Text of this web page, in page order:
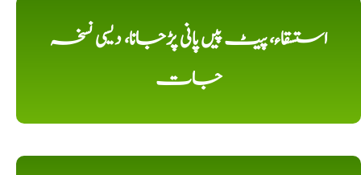
استسقاء، پیٹ پیں پانی پڑجانا، دیسی نسخہ
جات